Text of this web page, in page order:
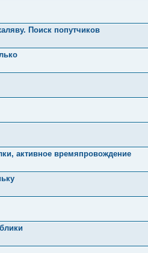
Поиск попутчиков
активное времяпровождение